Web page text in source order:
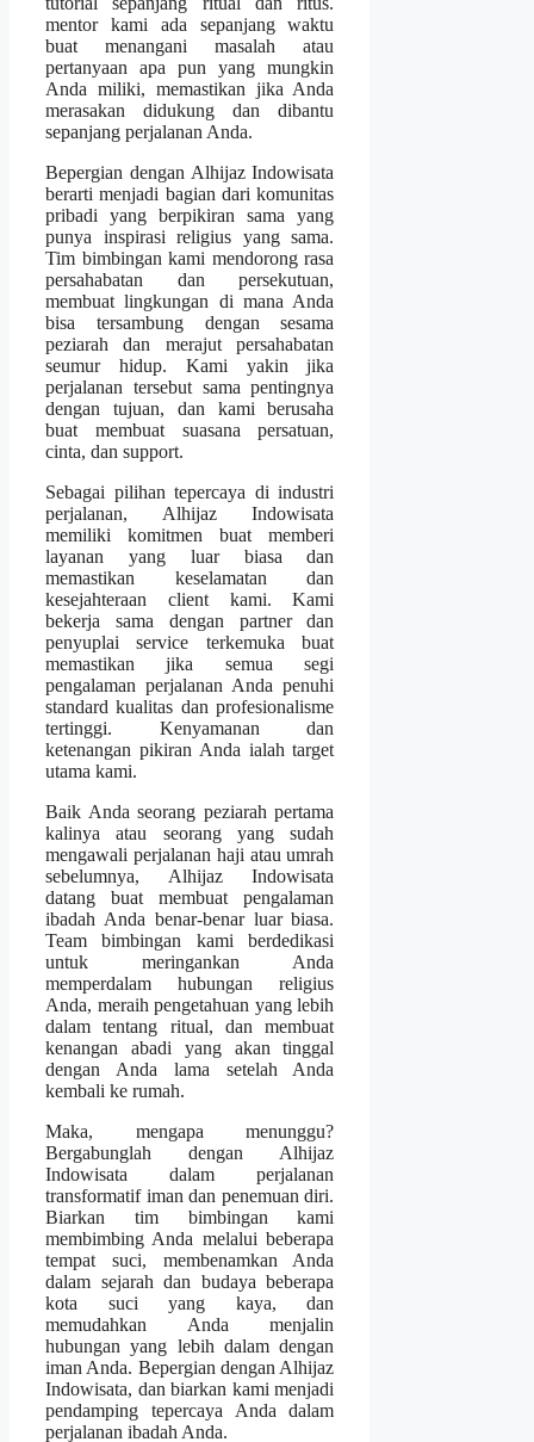
mentor kami ada sepanjang waktu
buat menangani masalah atau
pertanyaan apa pun yang mungkin
Anda miliki, memastikan jika Anda
merasakan didukung dan dibantu
sepanjang perjalanan Anda.
Bepergian dengan Alhijaz Indowisata
berarti menjadi bagian dari komunitas
pribadi yang berpikiran sama yang
punya inspirasi religius yang sama.
Tim bimbingan kami mendorong rasa
persahabatan dan persekutuan,
membuat lingkungan di mana Anda
bisa tersambung dengan sesama
peziarah dan merajut persahabatan
seumur hidup. Kami yakin jika
perjalanan tersebut sama pentingnya
dengan tujuan, dan kami berusaha
buat membuat suasana persatuan,
cinta, dan support.
Sebagai pilihan tepercaya di industri
perjalanan, Alhijaz Indowisata
memiliki komitmen buat memberi
layanan yang luar biasa dan
memastikan keselamatan dan
kesejahteraan client kami. Kami
bekerja sama dengan partner dan
penyuplai service terkemuka buat
memastikan jika semua segi
pengalaman perjalanan Anda penuhi
standard kualitas dan profesionalisme
tertinggi. Kenyamanan dan
ketenangan pikiran Anda ialah target
utama kami.
Baik Anda seorang peziarah pertama
kalinya atau seorang yang sudah
mengawali perjalanan haji atau umrah
sebelumnya, Alhijaz Indowisata
datang buat membuat pengalaman
ibadah Anda benar-benar luar biasa.
Team bimbingan kami berdedikasi
untuk meringankan Anda
memperdalam hubungan religius
Anda, meraih pengetahuan yang lebih
dalam tentang ritual, dan membuat
kenangan abadi yang akan tinggal
dengan Anda lama setelah Anda
kembali ke rumah.
Maka, mengapa menunggu?
Bergabunglah dengan Alhijaz
Indowisata dalam perjalanan
transformatif iman dan penemuan diri.
Biarkan tim bimbingan kami
membimbing Anda melalui beberapa
tempat suci, membenamkan Anda
dalam sejarah dan budaya beberapa
kota suci yang kaya, dan
memudahkan Anda menjalin
hubungan yang lebih dalam dengan
iman Anda. Bepergian dengan Alhijaz
Indowisata, dan biarkan kami menjadi
pendamping tepercaya Anda dalam
perjalanan ibadah Anda.